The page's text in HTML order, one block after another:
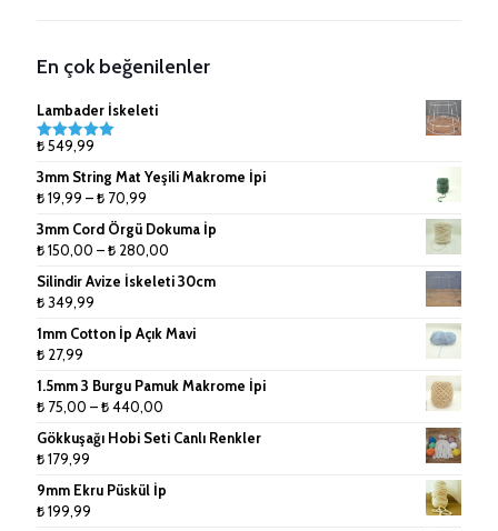
Doğal Rafya
Jüt İpler
Küpe ve Toka Aparatları
Ponpon Makinesi
Tığlar ve Şişler
En çok beğenilenler
Lambader İskeleti
5 üzerinden
aldı
₺549,99
3mm String Mat Yeşili Makrome İpi
₺19,99 –₺ 70,99
₺ 19,99
-
₺ 70,99
3mm Cord Örgü Dokuma İp
₺150,00 –₺ 280,00
₺ 150,00
₺ 280,00
Silindir Avize İskeleti 30cm
₺349,99
1mm Cotton İp Açık Mavi
₺ 27,99
1.5mm 3 Burgu Pamuk Makrome İpi
₺ 75,00 –₺440,00
₺ 75,00
₺ 440,00
Gökkuşağı Hobi Seti Canlı Renkler
₺179,99
9mm Ekru Püskül İp
₺199,99